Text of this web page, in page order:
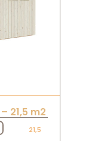
21,5 m2
21,5